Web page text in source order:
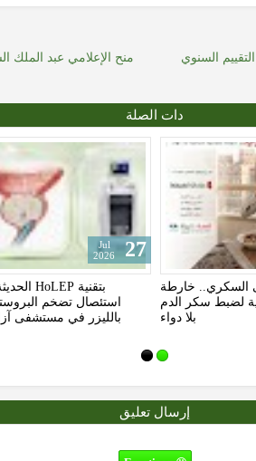
السنوي
منح الإعلامي عبد
دات الصلة
المستشفى التخصصي
الآمنة صنعاء.. الجودة
التي صنعت الثقة
10
Jul
إلى الدماغ والأورام..
طبية وتقنيات حديثة
توطين العلاج في اليمن
إرسال تعليق